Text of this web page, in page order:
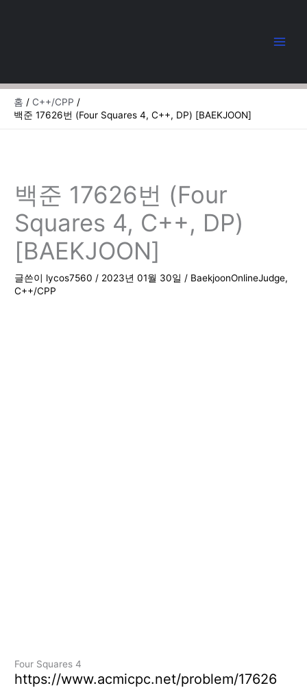
너
홈
C++/CPP
백준 17626번 (Four Squares 4, C++, DP) [BAEKJOON]
백준 17626번 (Four
Squares 4, C++, DP)
[BAEKJOON]
글쓴이 lycos7560/ 2023년 01월 30일/ BaekjoonOnlineJudge,
C++/CPP
Four Squares 4
https://www.acmicpc.net/problem/17626